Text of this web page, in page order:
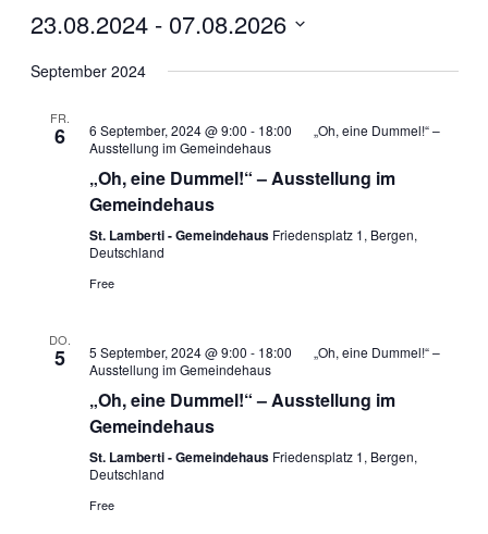
23.08.2024 - 07.08.2026
wählen.
September 2024
FR.
6 6 September, 2024 @ 9:00 - 18:00
„Oh, eine Dummel!“ –
Ausstellung im Gemeindehaus
„Oh, eine Dummel!“ – Ausstellung im
Gemeindehaus
St. Lamberti - Gemeindehaus Friedensplatz 1, Bergen,
Deutschland
Free
DO.
5 5 September, 2024 @ 9:00 - 18:00
„Oh, eine Dummel!“ –
Ausstellung im Gemeindehaus
„Oh, eine Dummel!“ – Ausstellung im
Gemeindehaus
St. Lamberti - Gemeindehaus Friedensplatz 1, Bergen,
Deutschland
Free